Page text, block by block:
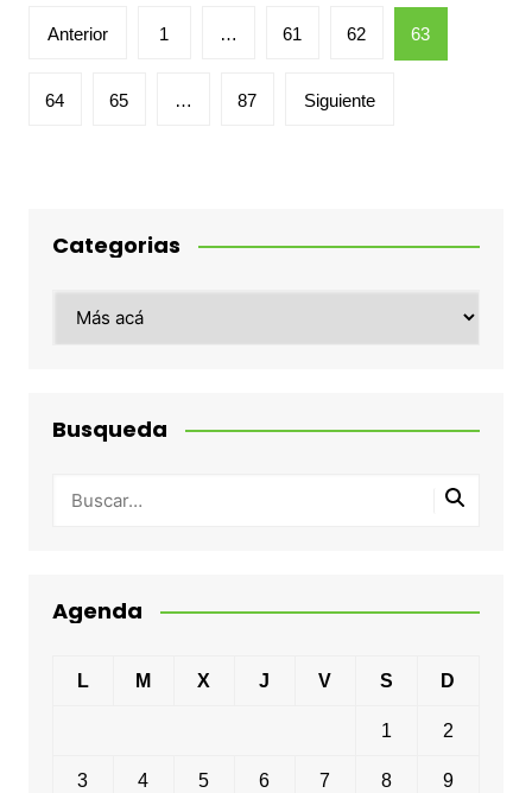
Paginación
entradas
Anterior 1 … 61 62 63
64 65 … 87 Siguiente
Categorias
Busqueda
Agenda
L M X J V S D
1 2
3 4 5 6 7 8 9